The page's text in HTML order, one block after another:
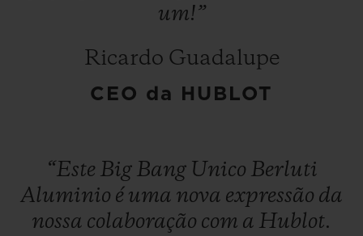
um!”
Ricardo Guadalupe
CEO da HUBLOT
“Este Big Bang Unico Berluti
Aluminio é uma nova expressão da
nossa colaboração com a Hublot.